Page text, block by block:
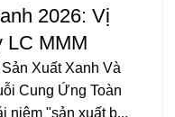
2026: Vị
LC MMM
Xuất Xanh Và
Cung Ứng Toàn
niệm "sản xuất b...